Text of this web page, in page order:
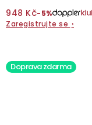
948 Kč−5%
Zaregistrujte se ›
Doprava zdarma